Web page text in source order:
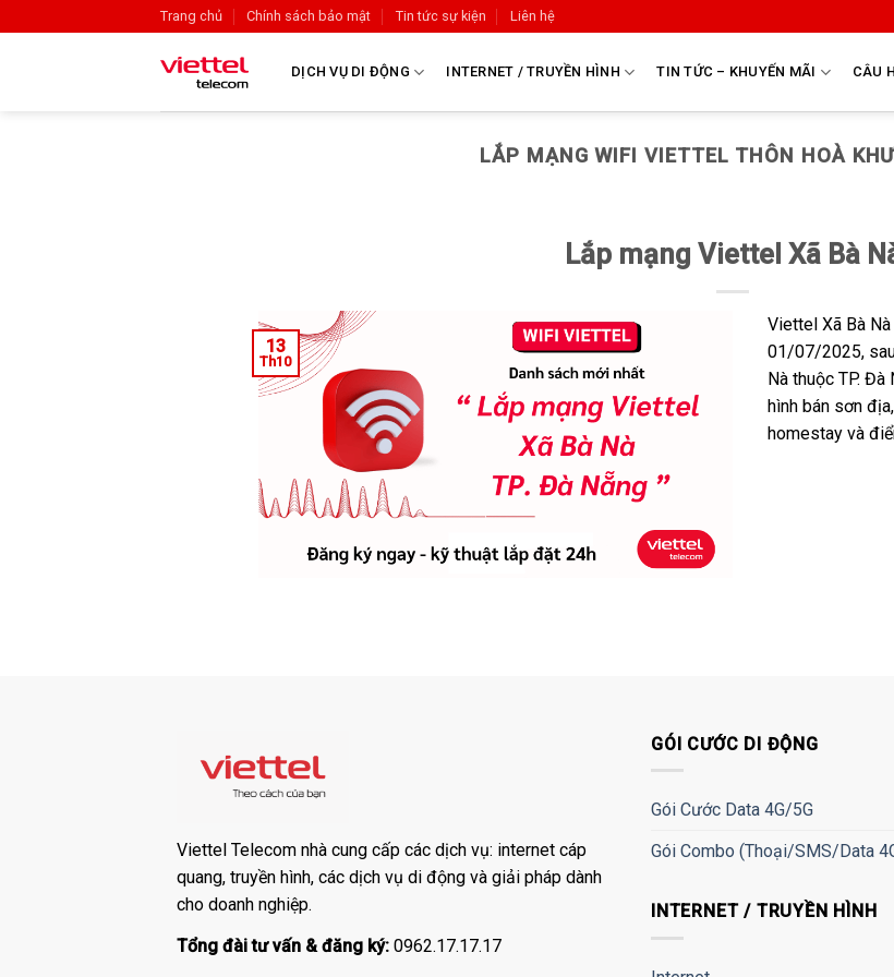
Trang chủ Chính sách bảo mật Tin tức sự kiện Liên hệ
DỊCH VỤ DI ĐỘNG INTERNET / TRUYỀN HÌNH TIN TỨC – KHUYẾN MÃI CÂU
LẮP MẠNG WIFI VIETTEL THÔN HOÀ
Lắp mạng Viettel Xã Bà
13
Th10
Viettel Xã Bà
01/07/2025,
Nà thuộc TP.
hình bán sơn
homestay và
Viettel Telecom nhà cung cấp các dịch vụ: internet cáp
quang, truyền hình, các dịch vụ di động và giải pháp dành
cho doanh nghiệp.
Tổng đài tư vấn & đăng ký: 0962.17.17.17
GÓI CƯỚC DI ĐỘNG
Gói Cước Data 4G/5G
Gói Combo (Thoại/SMS/Data
INTERNET / TRUYỀN HÌNH